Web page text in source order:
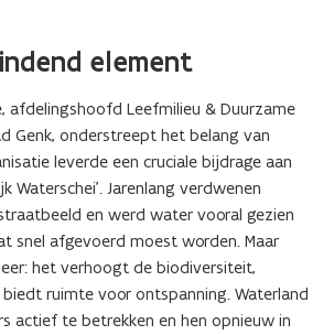
element
afdelingshoofd Leefmilieu & Duurzame
Genk, onderstreept het belang van
leverde een cruciale bijdrage aan
Waterschei’. Jarenlang verdwenen
en werd water vooral gezien
snel afgevoerd moest worden. Maar
het verhoogt de biodiversiteit,
ruimte voor ontspanning. Waterland
actief te betrekken en hen opnieuw in